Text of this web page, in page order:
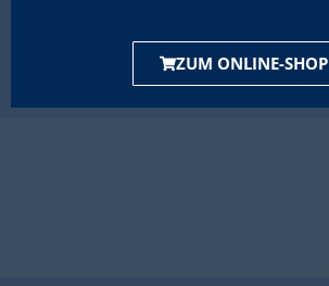
ZUM ONLINE-SHOP